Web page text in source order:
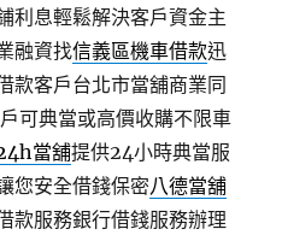
利息輕鬆解決客戶資金主
融資找信義區機車借款迅
款客戶台北市當舖商業同
可典當或高價收購不限車
當舖提供24小時典當服
您安全借錢保密八德當舖
款服務銀行借錢服務辦理